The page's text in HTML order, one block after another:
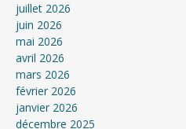
juillet 2026
juin 2026
mai 2026
avril 2026
mars 2026
février 2026
janvier 2026
décembre 2025